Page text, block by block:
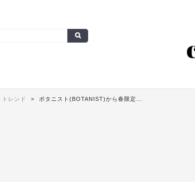
トレンド ボタニスト(BOTANIST)から春限定...